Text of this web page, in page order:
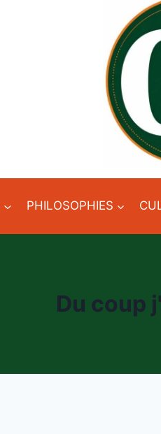
PHILOSOPHIES
Du coup